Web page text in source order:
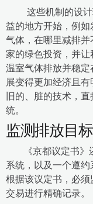
这些机制的设计
益的地方开始，例
气体，在哪里减排
家的绿色投资，并
温室气体排放并稳
展变得更加经济且
旧的、脏的技术，
统。
监测排放目标
《京都议定书》
系统，以及一个遵约
根据该议定书，必
交易进行精确记录。